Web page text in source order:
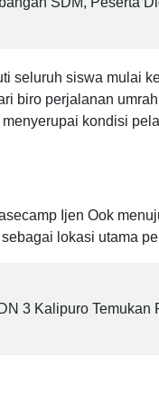
seluruh siswa mulai
biro perjalanan
lokasi utama